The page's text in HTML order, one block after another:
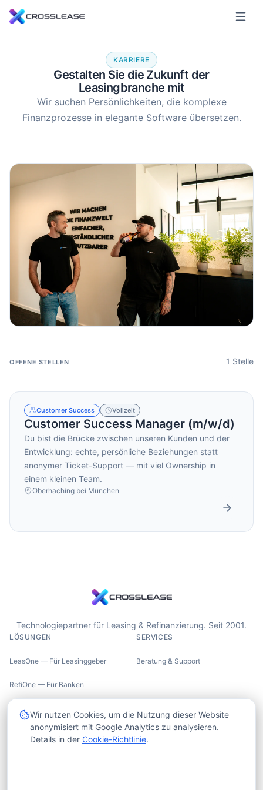
KARRIERE
Gestalten Sie die Zukunft der
Leasingbranche mit
Wir suchen Persönlichkeiten, die komplexe
Finanzprozesse in elegante Software übersetzen.
OFFENE STELLEN 1 Stelle
Customer Success Vollzeit
Customer Success Manager (m/w/d)
Du bist die Brücke zwischen unseren Kunden und der
Entwicklung: echte, persönliche Beziehungen statt
anonymer Ticket-Support — mit viel Ownership in
einem kleinen Team.
Oberhaching bei München
Technologiepartner für Leasing & Refinanzierung. Seit 2001.
LÖSUNGEN
LeasOne — Für Leasinggeber
RefiOne — Für Banken
SERVICES
Beratung & Support
UNTERNEHMEN
Über uns
RECHTLICHES
Impressum
Wir nutzen Cookies, um die Nutzung dieser Website
anonymisiert mit Google Analytics zu analysieren.
Details in der Cookie-Richtlinie.